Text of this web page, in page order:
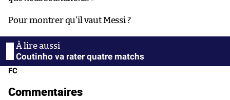
Pour montrer qu’il vaut Messi ?
Coutinho va rater quatre matchs
FC
Commentaires